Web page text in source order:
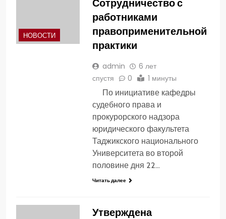
НОВОСТИ
работниками
правоприменительной
практики
admin
6 лет
спустя
0 1 минуты
По инициативе кафедры
судебного права и
прокурорского надзора
юридического факультета
Таджикского национального
Университета во второй
половине дня 22…
Читать далее
Утверждена